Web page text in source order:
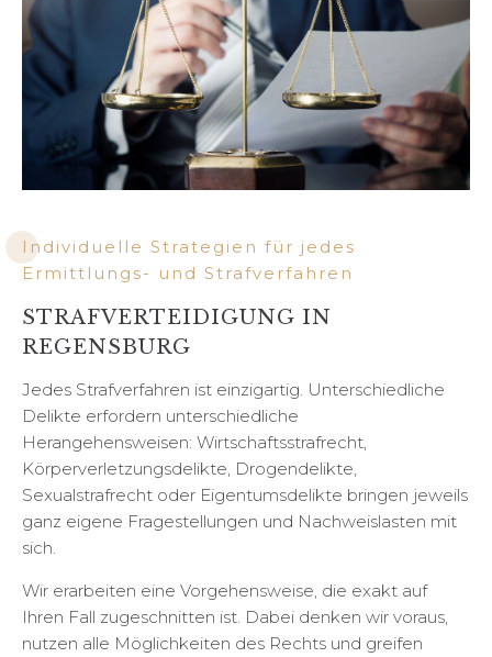
Individuelle Strategien für jedes
Ermittlungs- und Strafverfahren
STRAFVERTEIDIGUNG IN
REGENSBURG
Jedes Strafverfahren ist einzigartig. Unterschiedliche
Delikte erfordern unterschiedliche
Herangehensweisen: Wirtschaftsstrafrecht,
Körperverletzungsdelikte, Drogendelikte,
Sexualstrafrecht oder Eigentumsdelikte bringen jeweils
ganz eigene Fragestellungen und Nachweislasten mit
sich.
Wir erarbeiten eine Vorgehensweise, die exakt auf
Ihren Fall zugeschnitten ist. Dabei denken wir voraus,
nutzen alle Möglichkeiten des Rechts und greifen